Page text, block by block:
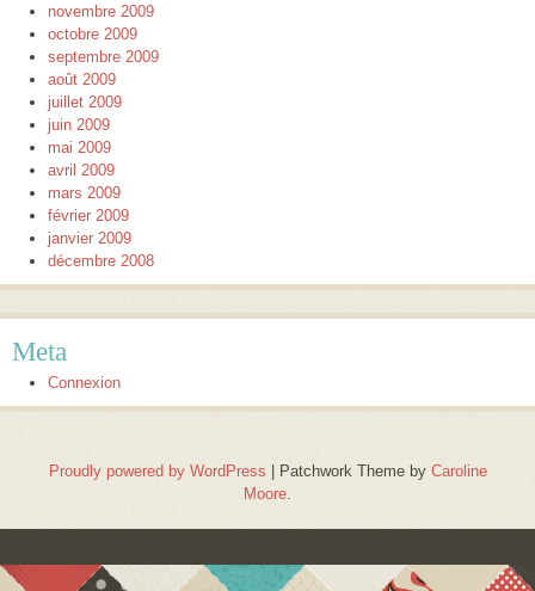
novembre 2009
octobre 2009
septembre 2009
août 2009
juillet 2009
juin 2009
mai 2009
avril 2009
mars 2009
février 2009
janvier 2009
décembre 2008
Meta
Connexion
Proudly powered by WordPress | Patchwork Theme by Caroline
Moore